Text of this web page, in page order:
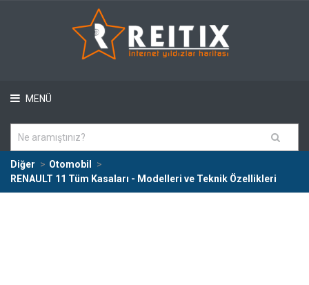
MENÜ
Diğer
Otomobil
RENAULT 11 Tüm Kasaları - Modelleri ve Teknik Özellikleri